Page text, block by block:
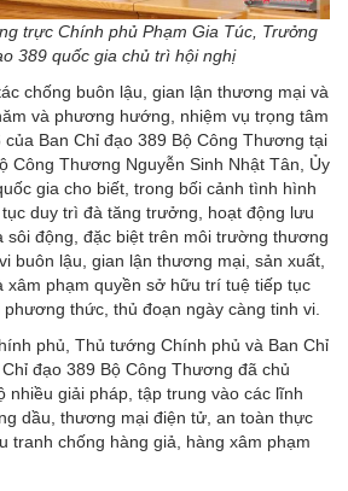
trực Chính phủ Phạm Gia Túc, Trưởng
389 quốc gia chủ trì hội nghị
chống buôn lậu, gian lận thương mại và
và phương hướng, nhiệm vụ trọng tâm
Ban Chỉ đạo 389 Bộ Công Thương tại
Công Thương Nguyễn Sinh Nhật Tân, Ủy
gia cho biết, trong bối cảnh tình hình
duy trì đà tăng trưởng, hoạt động lưu
sôi động, đặc biệt trên môi trường thương
buôn lậu, gian lận thương mại, sản xuất,
xâm phạm quyền sở hữu trí tuệ tiếp tục
thức, thủ đoạn ngày càng tinh vi.
phủ, Thủ tướng Chính phủ và Ban Chỉ
đạo 389 Bộ Công Thương đã chủ
nhiều giải pháp, tập trung vào các lĩnh
dầu, thương mại điện tử, an toàn thực
tranh chống hàng giả, hàng xâm phạm